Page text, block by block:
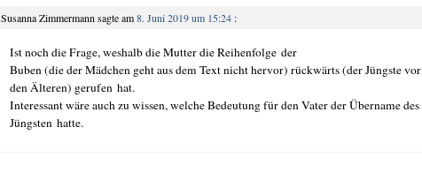
Susanna Zimmermann sagte am8. Juni 2019 um 15:24 :
Ist noch die Fra­ge, wes­halb die Mut­ter die Rei­hen­fol­ge der
Buben (die der Mäd­chen geht aus dem Text nicht her­vor) rück­wärts (der Jüngs­te vor
den Älte­ren) geru­fen hat.
Inter­es­sant wäre auch zu wis­sen, wel­che Bedeu­tung für den Vater der Über­na­me des
Jüngs­ten hatte.